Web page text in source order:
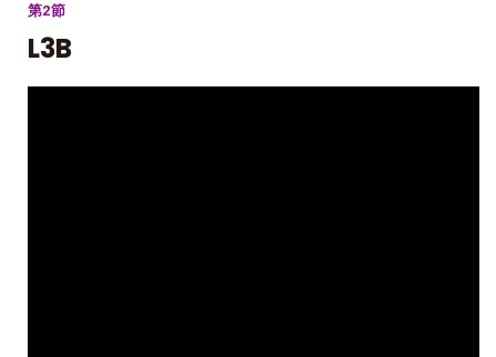
第2節
L3B